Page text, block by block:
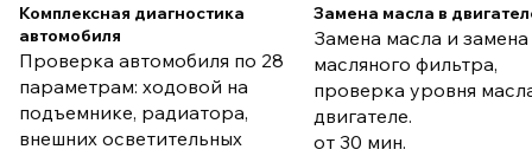
Комплексная диагностика
автомобиля
Проверка автомобиля по 28
параметрам: ходовой на
подъемнике, радиатора,
внешних осветительных
Замена масла в
Замена масла и замена
масляного фильтра,
проверка уровня
двигателе.
от 30 мин.